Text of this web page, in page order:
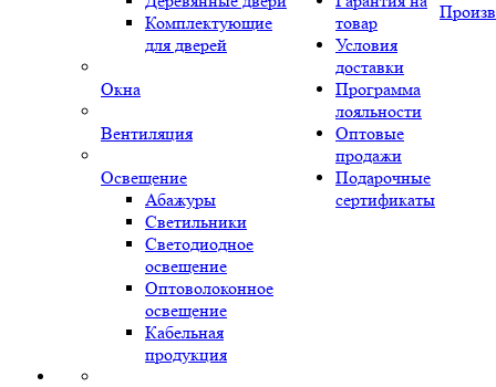
Комплектующие
для дверей
Окна
Вентиляция
Освещение
Абажуры
Светильники
Светодиодное
освещение
Оптоволоконное
освещение
Кабельная
продукция
товар
Условия
доставки
Программа
лояльности
Оптовые
продажи
Подарочные
сертификаты